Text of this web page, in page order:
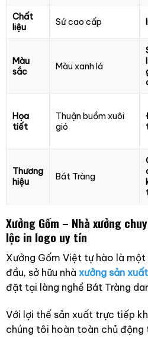
Chất
liệu
Sứ cao cấp
Màu
sắc
Màu xanh lá
Họa
tiết
Thuận buồm xuôi
gió
Thương
hiệu
Bát Tràng
Xưởng Gốm – Nhà xưởng
lộc in logo uy tín
Xưởng Gốm Việt tự hào là
đầu, sở hữu nhà xưởng sản
đặt tại làng nghề Bát Tràng
Với lợi thế sản xuất trực tiếp
chúng tôi hoàn toàn chủ